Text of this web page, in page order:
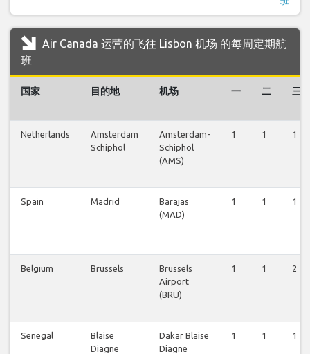
Air Canada 运营的飞往 Lisbon 机场 的每周定期航
班
国家 目的地 机场 一 二 三
Netherlands
Amsterdam
Schiphol
Amsterdam-
Schiphol
(AMS)
1 1 1
Spain Madrid
Barajas
(MAD)
1 1 1
Belgium Brussels
Brussels
Airport
(BRU)
1 1 2
Senegal
Blaise
Diagne
Dakar Blaise
Diagne
1 1 1